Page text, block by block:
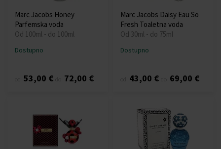
Marc Jacobs Honey
Parfemska voda
Od 100ml - do 100ml
Dostupno
53,00 € 72,00 €
Marc Jacobs Daisy Eau So
Fresh Toaletna voda
Od 30ml - do 75ml
Dostupno
43,00 € 69,00 €